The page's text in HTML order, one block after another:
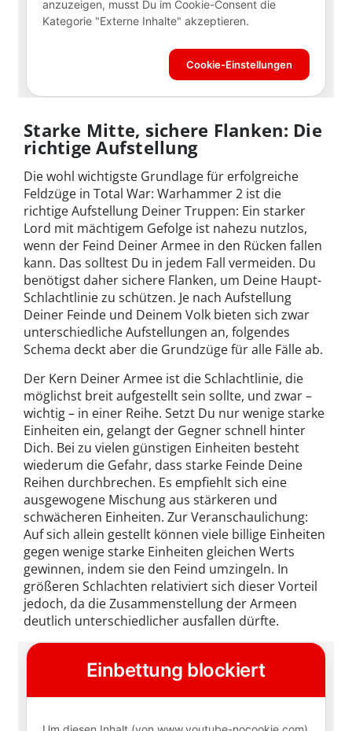
Starke Mitte, sichere Flanken: Die
richtige Aufstellung
Die wohl wichtigste Grundlage für erfolgreiche
Feldzüge in Total War: Warhammer 2 ist die
richtige Aufstellung Deiner Truppen: Ein starker
Lord mit mächtigem Gefolge ist nahezu nutzlos,
wenn der Feind Deiner Armee in den Rücken fallen
kann. Das solltest Du in jedem Fall vermeiden. Du
benötigst daher sichere Flanken, um Deine Haupt-
Schlachtlinie zu schützen. Je nach Aufstellung
Deiner Feinde und Deinem Volk bieten sich zwar
unterschiedliche Aufstellungen an, folgendes
Schema deckt aber die Grundzüge für alle Fälle ab.
Der Kern Deiner Armee ist die Schlachtlinie, die
möglichst breit aufgestellt sein sollte, und zwar –
wichtig – in einer Reihe. Setzt Du nur wenige starke
Einheiten ein, gelangt der Gegner schnell hinter
Dich. Bei zu vielen günstigen Einheiten besteht
wiederum die Gefahr, dass starke Feinde Deine
Reihen durchbrechen. Es empfiehlt sich eine
ausgewogene Mischung aus stärkeren und
schwächeren Einheiten. Zur Veranschaulichung:
Auf sich allein gestellt können viele billige Einheiten
gegen wenige starke Einheiten gleichen Werts
gewinnen, indem sie den Feind umzingeln. In
größeren Schlachten relativiert sich dieser Vorteil
jedoch, da die Zusammenstellung der Armeen
deutlich unterschiedlicher ausfallen dürfte.